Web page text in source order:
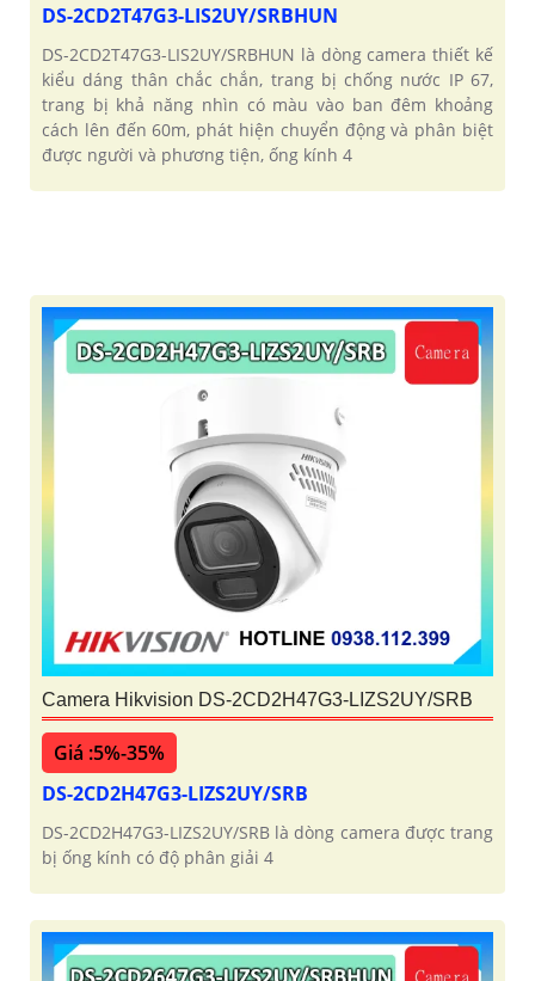
DS-2CD2T47G3-LIS2UY/SRBHUN
DS-2CD2T47G3-LIS2UY/SRBHUN là dòng camera thiết kế
kiểu dáng thân chắc chắn, trang bị chống nước IP 67,
trang bị khả năng nhìn có màu vào ban đêm khoảng
cách lên đến 60m, phát hiện chuyển động và phân biệt
được người và phương tiện, ống kính 4
Camera Hikvision DS-2CD2H47G3-LIZS2UY/SRB
Giá :5%-35%
DS-2CD2H47G3-LIZS2UY/SRB
DS-2CD2H47G3-LIZS2UY/SRB là dòng camera được trang
bị ống kính có độ phân giải 4